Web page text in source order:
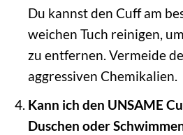
Du kannst den Cuff am
weichen Tuch reinigen,
zu entfernen. Vermeide
aggressiven Chemikalien.
Kann ich den UNSAME
Duschen oder